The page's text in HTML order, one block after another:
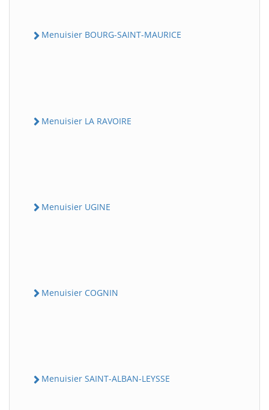
Menuisier BOURG-SAINT-MAURICE
Menuisier LA RAVOIRE
Menuisier UGINE
Menuisier COGNIN
Menuisier SAINT-ALBAN-LEYSSE